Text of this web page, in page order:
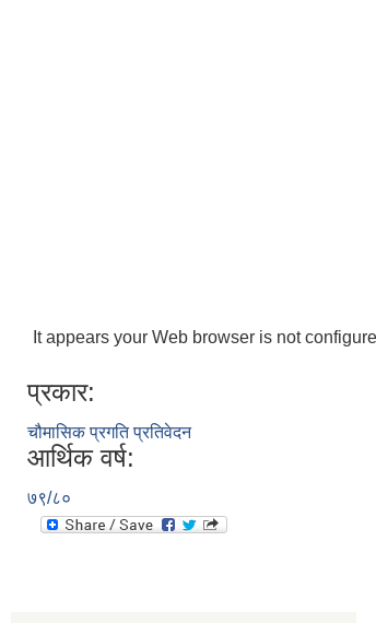
It appears your Web browser is not
प्रकार:
चौमासिक प्रगति प्रतिवेदन
आर्थिक वर्ष:
७९/८०